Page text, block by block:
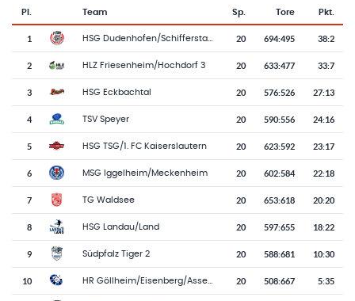
Tabelle mit Vereinsplatzierungen, Spielen, Toren und Punkten
Pl.
Team-Logo
Team Sp. Tore Pkt.
1 20 694:495 38:2
2 HLZ Friesenheim/Hochdorf 3 20 633:477 33:7
3 HSG Eckbachtal 20 576:526 27:13
4 TSV Speyer 20 590:556 24:16
5 HSG TSG/1. FC Kaiserslautern 20 623:592 23:17
6 MSG Iggelheim/Meckenheim 20 602:584 22:18
7 TG Waldsee 20 653:618 20:20
8 HSG Landau/Land 20 597:655 18:22
9 Südpfalz Tiger 2 20 588:681 10:30
10 20 508:667 5:35